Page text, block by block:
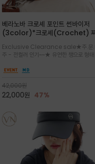
베라노바 크로셰 포인트 썬바이저
(3color)*크로셰(Crochet)
미닌한 무드를 연출/벨크로 타입이
대도 간편
Exclusive Clearance sale★주.문.
주 - 전컬러 인기~~★ 유연한 챙으로 형태
말아 휴대하기 좋고, 챙의 모양을 살짝 바꿀
용성을 모두 갖춘 아이템
42,000원
22,000원 47%